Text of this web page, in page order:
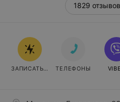
1829 отзывов
ЗАПИСАТЬСЯ ТЕЛЕФОНЫ